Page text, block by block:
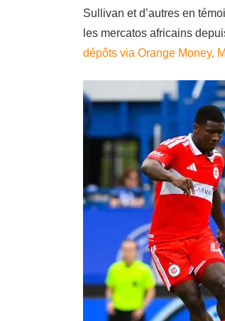
Sullivan et d’autres en
les mercatos africains
dépôts via Orange Money,